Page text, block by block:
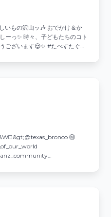
いもの沢山ッ🎶 おでかけ＆か
ーっ✨ 時々⁡、子どもたちのコト
ざいます😌✨ #たべすたぐら
Ⓜ